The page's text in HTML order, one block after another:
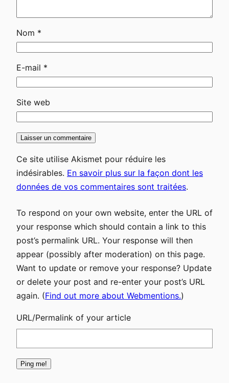
Nom *
E-mail *
Site web
Ce site utilise Akismet pour réduire les
indésirables. En savoir plus sur la façon dont les
données de vos commentaires sont traitées.
To respond on your own website, enter the URL of
your response which should contain a link to this
post’s permalink URL. Your response will then
appear (possibly after moderation) on this page.
Want to update or remove your response? Update
or delete your post and re-enter your post’s URL
again. (Find out more about Webmentions.)
URL/Permalink of your article